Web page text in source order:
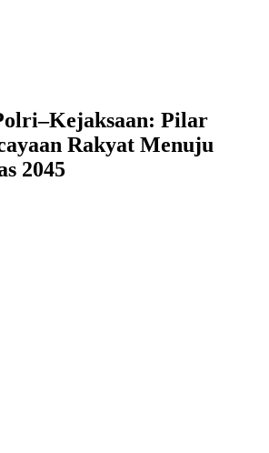
Pilar
Rakyat Menuju
2045